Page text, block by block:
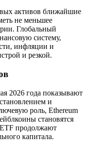
активов ближайшие
не меньшее
Глобальный
систему,
инфляции и
и резкой.
2026 года показывают
и
роль, Ethereum
становятся
продолжают
капитала.